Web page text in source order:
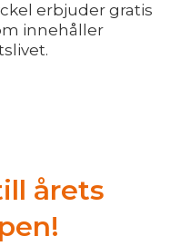
erbjuder gratis
innehåller
årets